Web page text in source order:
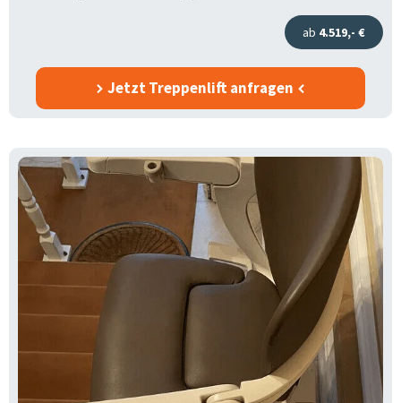
ab 4.519,- €
Jetzt Treppenlift anfragen